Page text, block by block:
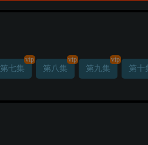
第七集
vip
第八集
vip
第九集
vip
第十